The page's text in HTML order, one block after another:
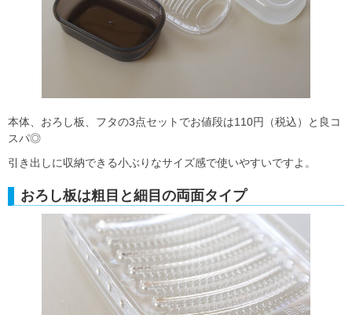
本体、おろし板、フタの3点セットでお値段は110円（税込）と良コ
スパ◎
引き出しに収納できる小ぶりなサイズ感で使いやすいですよ。
おろし板は粗目と細目の両面タイプ